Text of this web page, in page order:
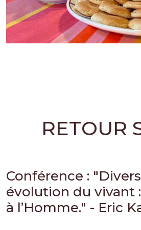
RETOUR
Conférence :
évolution du vivant :
à l’Homme." - Eric